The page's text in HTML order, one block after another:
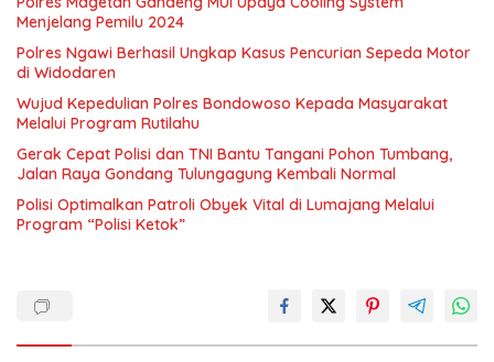
Menjelang Pemilu 2024
Polres Ngawi Berhasil Ungkap Kasus Pencurian Sepeda Motor
di Widodaren
Wujud Kepedulian Polres Bondowoso Kepada Masyarakat
Melalui Program Rutilahu
Gerak Cepat Polisi dan TNI Bantu Tangani Pohon Tumbang,
Jalan Raya Gondang Tulungagung Kembali Normal
Polisi Optimalkan Patroli Obyek Vital di Lumajang Melalui
Program “Polisi Ketok”